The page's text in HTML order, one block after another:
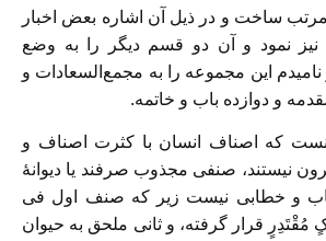
ساخت و در ذیل آن اشاره بعض اخبار
نمود و آن دو قسم دیگر را به وضع
این مجموعه را به مجمع‌السعادات و
و دوازده باب و خاتمه.
که اصناف انسان با کثرت اصناف و
نیستند، صنفی مجذوب صرفند یا دیوانهٔ
و خطابی نیست زیر که صنف اول فی
قرار گرفته، و ثانی ملحق به حیوان